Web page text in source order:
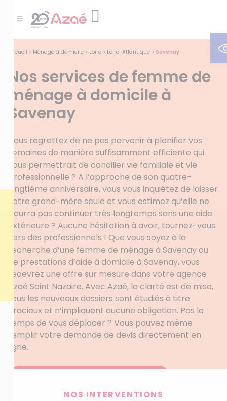
Accueil > Ménage à domicile > Loire > Loire-Atlantique > Savenay
Nos services de femme de
ménage à domicile à
Savenay
Vous regrettez de ne pas parvenir à planifier vos
semaines de manière suffisamment efficiente qui
vous permettrait de concilier vie familiale et vie
professionnelle ? A l’approche de son quatre-
vingtième anniversaire, vous vous inquiétez de laisser
votre grand-mère seule et vous estimez qu’elle ne
pourra pas continuer très longtemps sans une aide
extérieure ? Aucune hésitation à avoir, tournez-vous
vers des professionnels ! Que vous soyez à la
recherche d’une femme de ménage à Savenay ou
de prestations d’aide à domicile à Savenay, vous
recevrez une offre sur mesure dans votre agence
Azaé Saint Nazaire. Avec Azaé, la clarté est de mise,
tous les nouveaux dossiers sont étudiés à titre
gracieux et n’impliquent aucune obligation. Pas le
temps de vous déplacer ? Vous pouvez même
remplir votre demande de devis directement en
ligne.
NOS INTERVENTIONS